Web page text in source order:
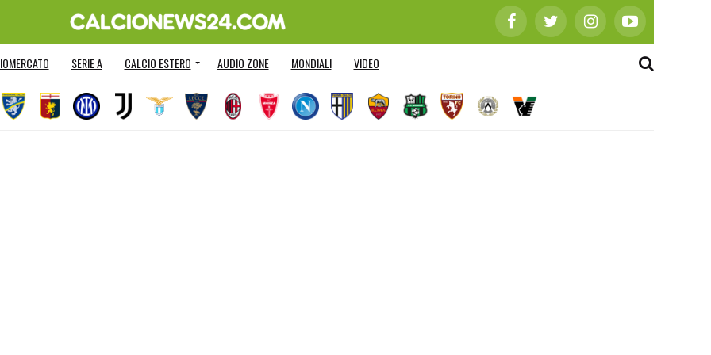
SERIE A CALCIO ESTERO AUDIO ZONE MONDIALI VIDEO